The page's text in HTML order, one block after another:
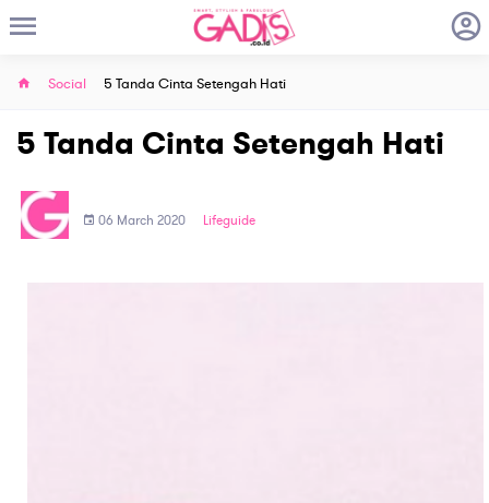
Social 5 Tanda Cinta Setengah Hati
5 Tanda Cinta Setengah Hati
06 March 2020 Lifeguide